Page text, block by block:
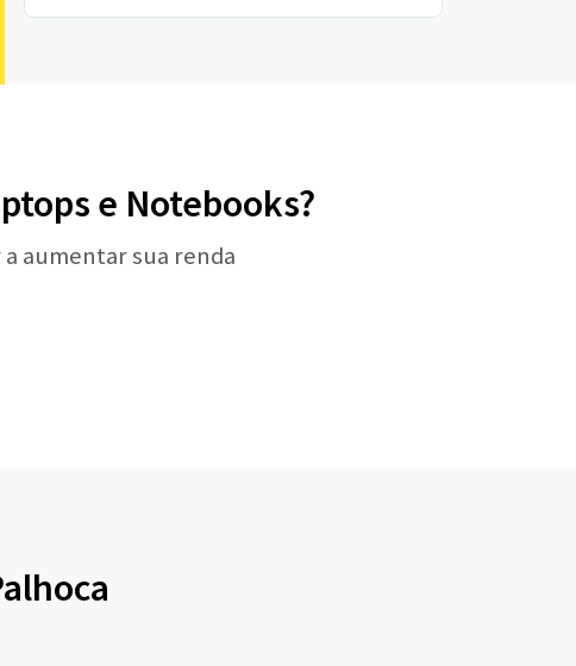
e Notebooks?
a aumentar sua renda